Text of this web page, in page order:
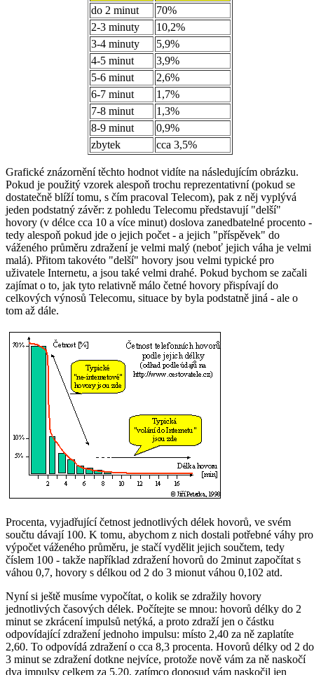
do 2 minut
70%
2-3 minuty
10,2%
3-4 minuty
5,9%
4-5 minut
3,9%
5-6 minut
2,6%
6-7 minut
1,7%
7-8 minut
1,3%
8-9 minut
0,9%
zbytek
cca 3,5%
Grafické znázornění těchto hodnot vidíte na následujícím obrázku.
Pokud je použitý vzorek alespoň trochu reprezentativní (pokud se
dostatečně blíží tomu, s čím pracoval Telecom), pak z něj vyplývá
jeden podstatný závěr: z pohledu Telecomu představují "delší"
hovory (v délce cca 10 a více minut) doslova zanedbatelné procento -
tedy alespoň pokud jde o jejich počet - a jejich "příspěvek" do
váženého průměru zdražení je velmi malý (neboť jejich váha je velmi
malá). Přitom takovéto "delší" hovory jsou velmi typické pro
uživatele Internetu, a jsou také velmi drahé. Pokud bychom se začali
zajímat o to, jak tyto relativně málo četné hovory přispívají do
celkových výnosů Telecomu, situace by byla podstatně jiná - ale o
tom až dále.
Procenta, vyjadřující četnost jednotlivých délek hovorů, ve svém
součtu dávají 100. K tomu, abychom z nich dostali potřebné váhy pro
výpočet váženého průměru, je stačí vydělit jejich součtem, tedy
číslem 100 - takže například zdražení hovorů do 2minut započítat s
váhou 0,7, hovory s délkou od 2 do 3 mionut váhou 0,102 atd.
Nyní si ještě musíme vypočítat, o kolik se zdražily hovory
jednotlivých časových délek. Počítejte se mnou: hovorů délky do 2
minut se zkrácení impulsů netýká, a proto zdraží jen o částku
odpovídající zdražení jednoho impulsu: místo 2,40 za ně zaplatíte
2,60. To odpovídá zdražení o cca 8,3 procenta. Hovorů délky od 2 do
3 minut se zdražení dotkne nejvíce, protože nově vám za ně naskočí
dva impulsy celkem za 5,20, zatímco doposud vám naskočil jen